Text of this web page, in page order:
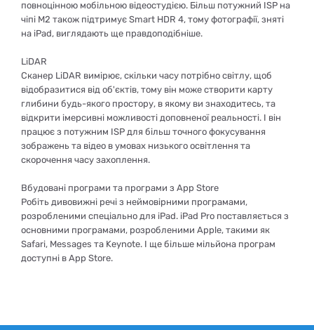
повноцінною мобільною відеостудією. Більш потужний ISP на
чіпі M2 також підтримує Smart HDR 4, тому фотографії, зняті
на iPad, виглядають ще правдоподібніше.
LiDAR
Сканер LiDAR вимірює, скільки часу потрібно світлу, щоб
відобразитися від об'єктів, тому він може створити карту
глибини будь-якого простору, в якому ви знаходитесь, та
відкрити імерсивні можливості доповненої реальності. І він
працює з потужним ISP для більш точного фокусування
зображень та відео в умовах низького освітлення та
скорочення часу захоплення.
Вбудовані програми та програми з App Store
Робіть дивовижні речі з неймовірними програмами,
розробленими спеціально для iPad. iPad Pro поставляється з
основними програмами, розробленими Apple, такими як
Safari, Messages та Keynote. І ще більше мільйона програм
доступні в App Store.